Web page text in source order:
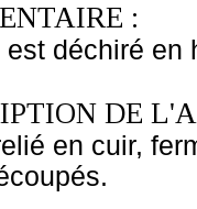
:
est déchiré en
DE
en cuir,